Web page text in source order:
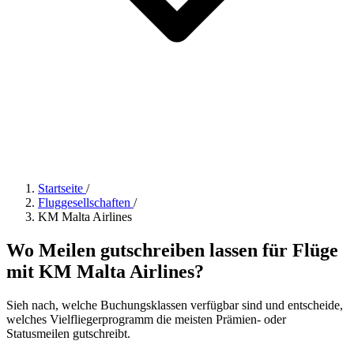
Startseite /
Fluggesellschaften /
KM Malta Airlines
Wo Meilen gutschreiben lassen für Flüge
mit KM Malta Airlines?
Sieh nach, welche Buchungsklassen verfügbar sind und entscheide,
welches Vielfliegerprogramm die meisten Prämien- oder
Statusmeilen gutschreibt.